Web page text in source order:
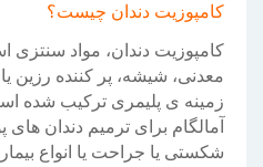
کامپوزیت دندان چیست؟
کامپوزیت دندان، مواد سنتزی
معدنی، شیشه، پر کننده رزین یا
زمینه ی پلیمری ترکیب شده
آمالگام برای ترمیم دندان
شکستی یا جراحت یا انواع